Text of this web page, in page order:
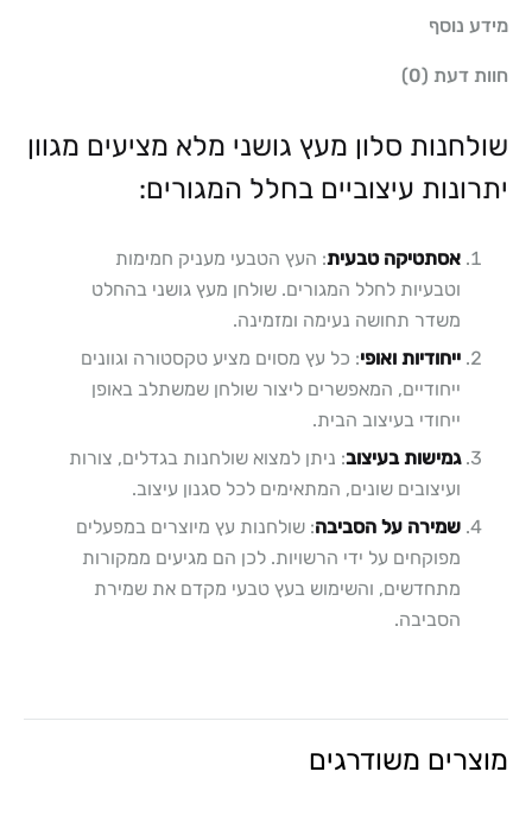
מידע נוסף
חוות דעת (0)
שולחנות סלון מעץ גושני מלא מציעים מגוון
יתרונות עיצוביים בחלל המגורים:
אסתטיקה טבעית: העץ הטבעי מעניק חמימות
וטבעיות לחלל המגורים. שולחן מעץ גושני בהחלט
משדר תחושה נעימה ומזמינה.
ייחודיות ואופי: כל עץ מסוים מציע טקסטורה וגוונים
ייחודיים, המאפשרים ליצור שולחן שמשתלב באופן
ייחודי בעיצוב הבית.
גמישות בעיצוב: ניתן למצוא שולחנות בגדלים, צורות
ועיצובים שונים, המתאימים לכל סגנון עיצוב.
שמירה על הסביבה: שולחנות עץ מיוצרים במפעלים
מפוקחים על ידי הרשויות. לכן הם מגיעים ממקורות
מתחדשים, והשימוש בעץ טבעי מקדם את שמירת
הסביבה.
מוצרים משודרגים